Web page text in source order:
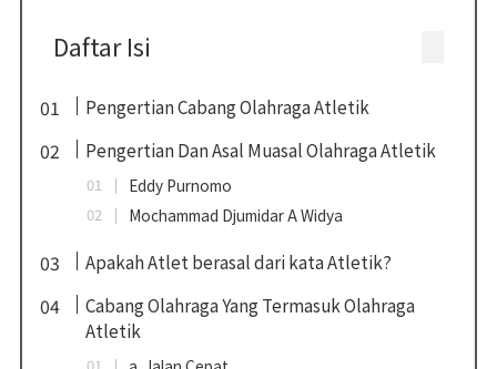
Daftar Isi
Pengertian Cabang Olahraga Atletik
Pengertian Dan Asal Muasal Olahraga Atletik
Eddy Purnomo
Mochammad Djumidar A Widya
Apakah Atlet berasal dari kata Atletik?
Cabang Olahraga Yang Termasuk Olahraga
Atletik